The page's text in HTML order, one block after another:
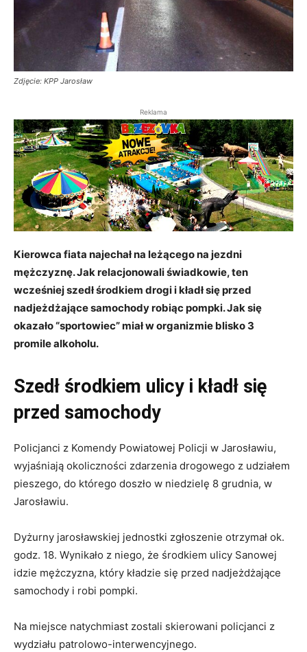
Zdjęcie: KPP Jarosław
Reklama
Kierowca fiata najechał na leżącego na jezdni
mężczyznę. Jak relacjonowali świadkowie, ten
wcześniej szedł środkiem drogi i kładł się przed
nadjeżdżające samochody robiąc pompki. Jak się
okazało “sportowiec” miał w organizmie blisko 3
promile alkoholu.
Szedł środkiem ulicy i kładł się
przed samochody
Policjanci z Komendy Powiatowej Policji w Jarosławiu,
wyjaśniają okoliczności zdarzenia drogowego z udziałem
pieszego, do którego doszło w niedzielę 8 grudnia, w
Jarosławiu.
Dyżurny jarosławskiej jednostki zgłoszenie otrzymał ok.
godz. 18. Wynikało z niego, że środkiem ulicy Sanowej
idzie mężczyzna, który kładzie się przed nadjeżdżające
samochody i robi pompki.
Na miejsce natychmiast zostali skierowani policjanci z
wydziału patrolowo-interwencyjnego.